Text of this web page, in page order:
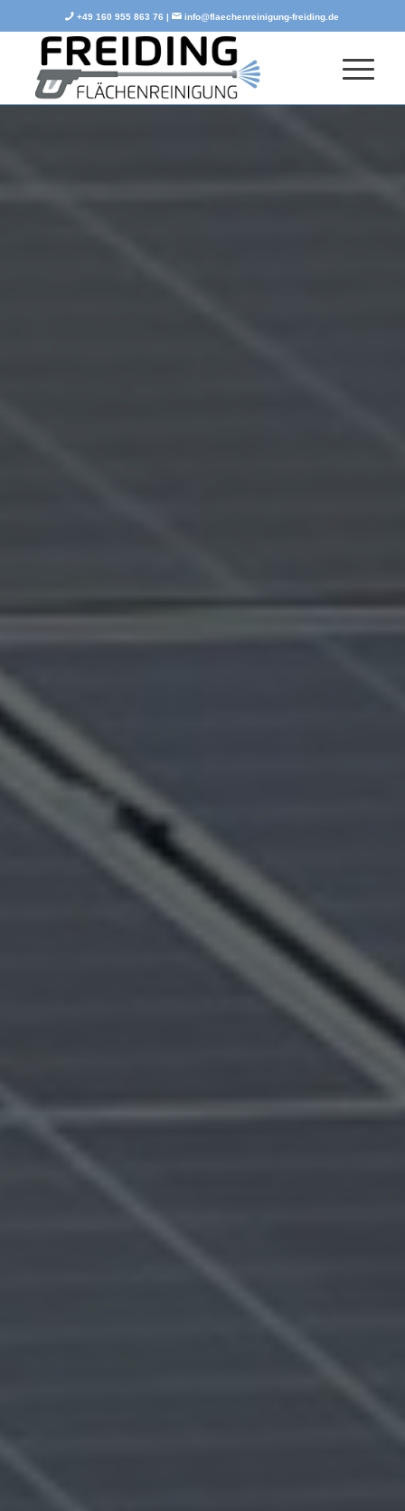
+49 160 955 863 76 | info@flaechenreinigung-freiding.de